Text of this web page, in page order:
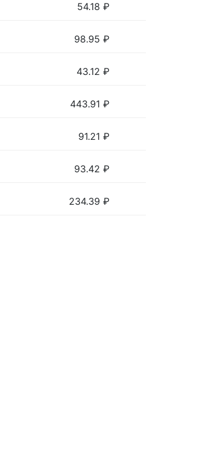
54.18 ₽
98.95 ₽
43.12 ₽
443.91 ₽
91.21 ₽
93.42 ₽
234.39 ₽